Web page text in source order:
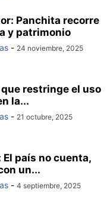
Panchita recorre
y patrimonio
- 24 noviembre, 2025
restringe el uso
la...
- 21 octubre, 2025
El país no cuenta,
un...
- 4 septiembre, 2025